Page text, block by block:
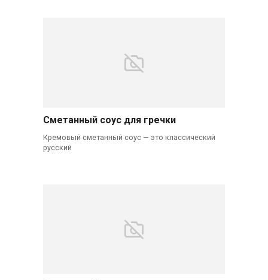
Сметанный соус для гречки
Кремовый сметанный соус — это классический
русский